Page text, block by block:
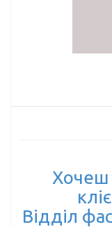
Хочеш
Відділ